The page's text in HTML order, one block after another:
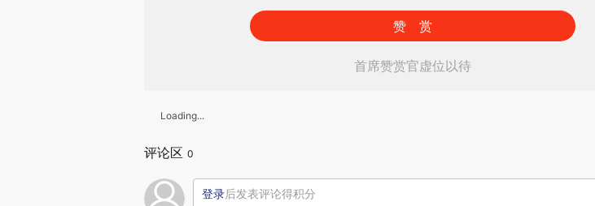
赞 赏
首席赞赏官虚位以待
Loading...
评论区 0
登录后发表评论得积分